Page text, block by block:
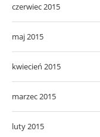
czerwiec 2015
maj 2015
kwiecień 2015
marzec 2015
luty 2015